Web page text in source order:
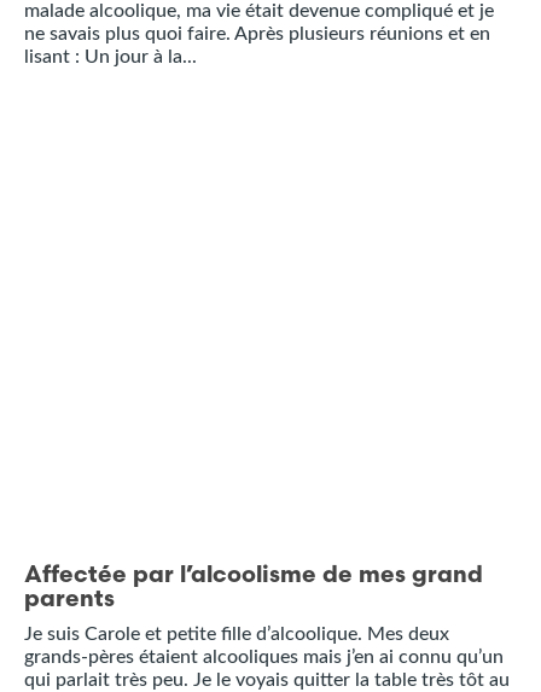
malade alcoolique, ma vie était devenue compliqué et je
ne savais plus quoi faire. Après plusieurs réunions et en
lisant : Un jour à la...
Affectée par l’alcoolisme de mes grand
parents
Je suis Carole et petite fille d’alcoolique. Mes deux
grands-pères étaient alcooliques mais j’en ai connu qu’un
qui parlait très peu. Je le voyais quitter la table très tôt au